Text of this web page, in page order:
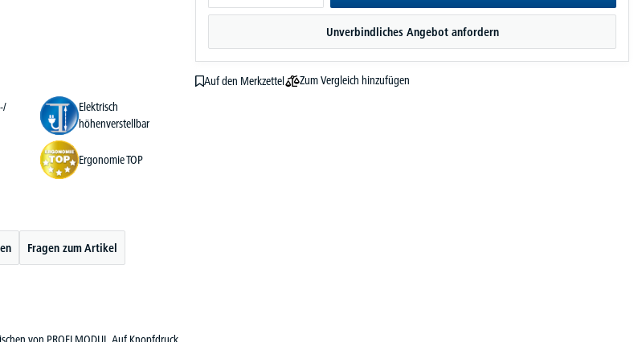
Unverbindliches Angebot anfordern
Auf den Merkzettel
Zum Vergleich hinzufügen
Elektrisch
höhenverstellbar
Ergonomie TOP
Fragen zum Artikel